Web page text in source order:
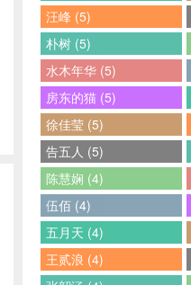
汪峰 (5)
朴树 (5)
水木年华 (5)
房东的猫 (5)
徐佳莹 (5)
告五人 (5)
陈慧娴 (4)
伍佰 (4)
五月天 (4)
王贰浪 (4)